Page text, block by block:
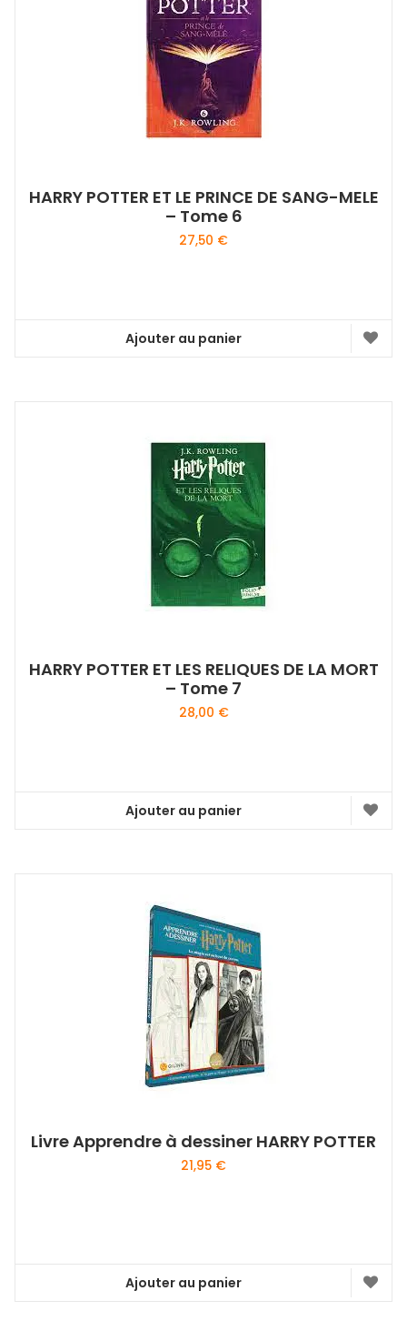
HARRY POTTER ET LE PRINCE DE SANG-MELE
– Tome 6
27,50 €
Ajouter au panier
HARRY POTTER ET LES RELIQUES DE LA MORT
– Tome 7
28,00 €
Ajouter au panier
Livre Apprendre à dessiner HARRY POTTER
21,95 €
Ajouter au panier